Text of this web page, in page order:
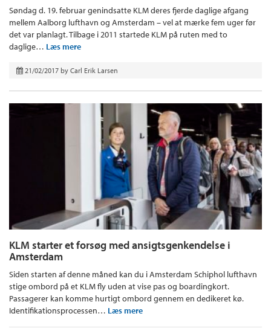
Søndag d. 19. februar genindsatte KLM deres fjerde daglige afgang
mellem Aalborg lufthavn og Amsterdam – vel at mærke fem uger før
det var planlagt. Tilbage i 2011 startede KLM på ruten med to
daglige… Læs mere
21/02/2017 by Carl Erik Larsen
KLM starter et forsøg med ansigtsgenkendelse i
Amsterdam
Siden starten af denne måned kan du i Amsterdam Schiphol lufthavn
stige ombord på et KLM fly uden at vise pas og boardingkort.
Passagerer kan komme hurtigt ombord gennem en dedikeret kø.
Identifikationsprocessen… Læs mere